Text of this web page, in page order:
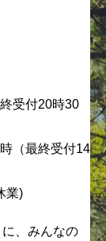
受付20時30
（最終受付14
業)
、みんなの